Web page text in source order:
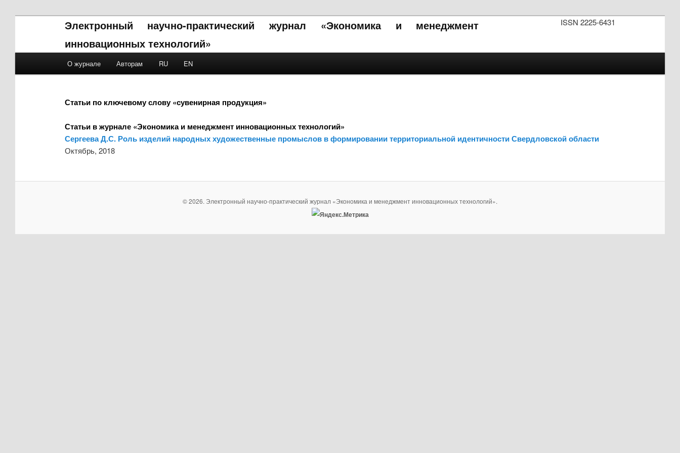
ISSN 2225-6431
Электронный научно-практический журнал «Экономика и менеджмент
инновационных технологий»
Skip to primary content
Skip to secondary content
О журнале Авторам RU EN
Статьи по ключевому слову «сувенирная продукция»
Статьи в журнале «Экономика и менеджмент инновационных технологий»
Сергеева Д.С. Роль изделий народных художественные промыслов в формировании территориальной идентичности Свердловской области
Октябрь, 2018
© 2026. Электронный научно-практический журнал «Экономика и менеджмент инновационных технологий».